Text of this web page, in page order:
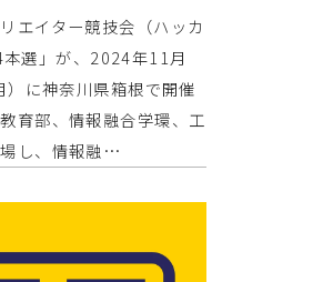
エイター競技会（ハッカ
選」が、2024年11月
に神奈川県箱根で開催
育部、情報融合学環、工
し、情報融…